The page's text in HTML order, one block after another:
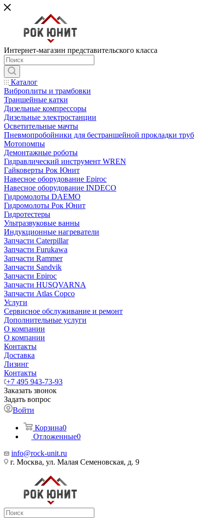
Интернет-магазин представительского класса
Каталог
Виброплиты и трамбовки
Траншейные катки
Дизельные компрессоры
Дизельные электростанции
Осветительные мачты
Пневмопробойники для бестраншейной прокладки труб
Мотопомпы
Демонтажные роботы
Гидравлический инструмент WREN
Гайковерты Рок Юнит
Навесное оборудование Epiroc
Навесное оборудование INDECO
Гидромолоты DAEMO
Гидромолоты Рок Юнит
Гидротестеры
Ультразвуковые ванны
Индукционные нагреватели
Запчасти Caterpillar
Запчасти Furukawa
Запчасти Rammer
Запчасти Sandvik
Запчасти Epiroc
Запчасти HUSQVARNA
Запчасти Atlas Copco
Услуги
Сервисное обслуживание и ремонт
Дополнительные услуги
О компании
О компании
Контакты
Доставка
Лизинг
Контакты
+7 495 943-73-93
Заказать звонок
Задать вопрос
Войти
Корзина0
Отложенные0
info@rock-unit.ru
г. Москва, ул. Малая Семеновская, д. 9